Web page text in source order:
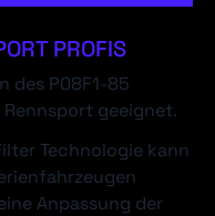
PROFIS
des P08F1-85
geeignet.
Technologie kann
Anpassung der